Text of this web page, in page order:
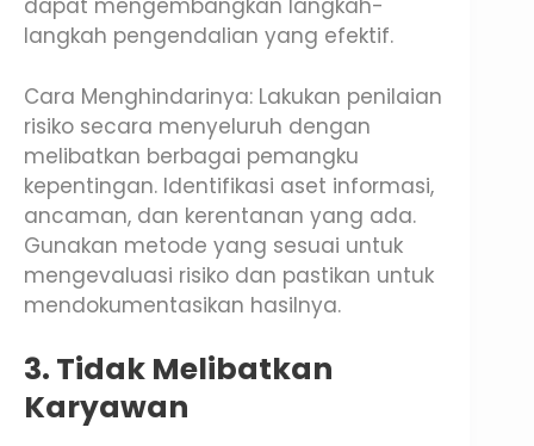
dapat mengembangkan langkah-
langkah pengendalian yang efektif.
Cara Menghindarinya: Lakukan penilaian
risiko secara menyeluruh dengan
melibatkan berbagai pemangku
kepentingan. Identifikasi aset informasi,
ancaman, dan kerentanan yang ada.
Gunakan metode yang sesuai untuk
mengevaluasi risiko dan pastikan untuk
mendokumentasikan hasilnya.
3. Tidak Melibatkan
Karyawan